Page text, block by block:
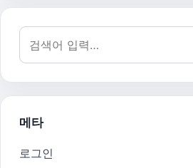
검색어:
메타
로그인